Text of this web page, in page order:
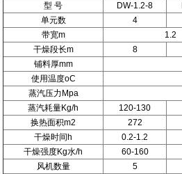
型 号 DW-1.2-8
单元数
4
带宽m
1.2
干燥段长m
8
铺料厚mm
使用温度oC
蒸汽压力Mpa
蒸汽耗量Kg/h
120-130
换热面积m2
272
干燥时间h
0.2-1.2
干燥强度Kg水/h
60-160
风机数量
5